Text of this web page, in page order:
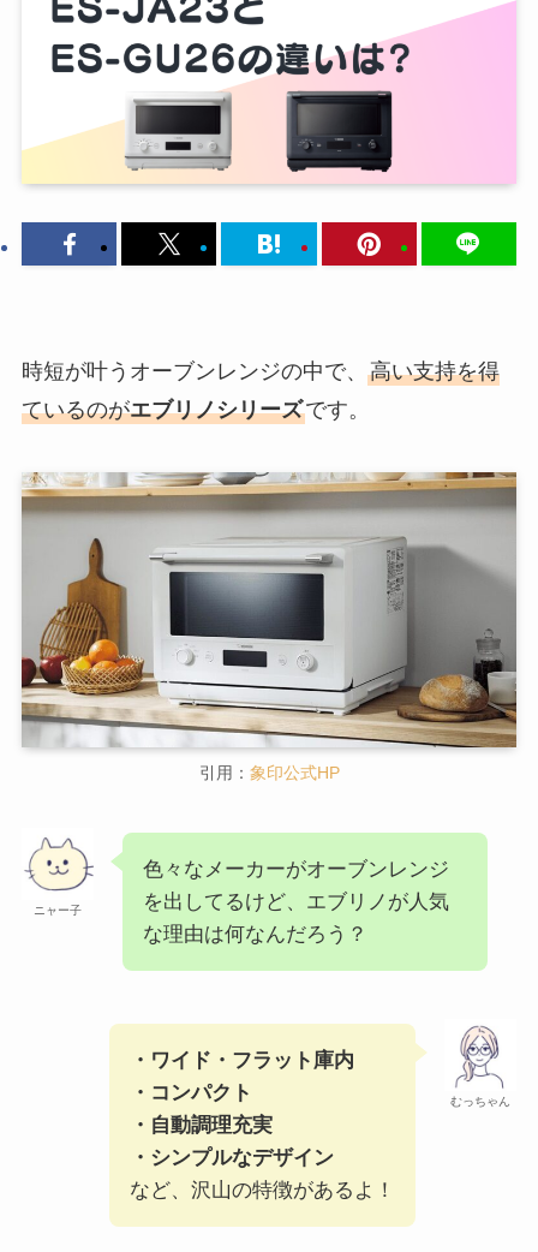
時短が叶うオーブンレンジの中で、 高い支持を得
ているのがエブリノシリーズです。
引用： 象印公式HP
ニャー子
色々なメーカーがオーブンレンジ
を出してるけど、エブリノが人気
な理由は何なんだろう？
むっちゃん
・ワイド・フラット庫内
・コンパクト
・自動調理充実
・シンプルなデザイン
など、沢山の特徴があるよ！